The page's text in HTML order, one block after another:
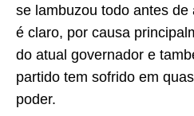
se lambuzou todo antes
é claro, por causa
do atual governador e
partido tem sofrido em
poder.